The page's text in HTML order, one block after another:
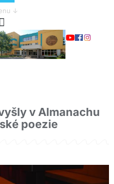
↓
v Almanachu
poezie